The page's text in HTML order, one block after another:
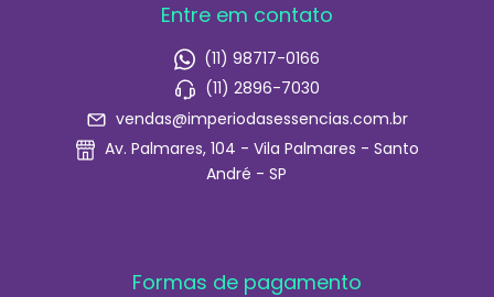
Entre em contato
(11) 98717-0166
(11) 2896-7030
vendas@imperiodasessencias.com.br
Av. Palmares, 104 - Vila Palmares - Santo
André - SP
Formas de pagamento